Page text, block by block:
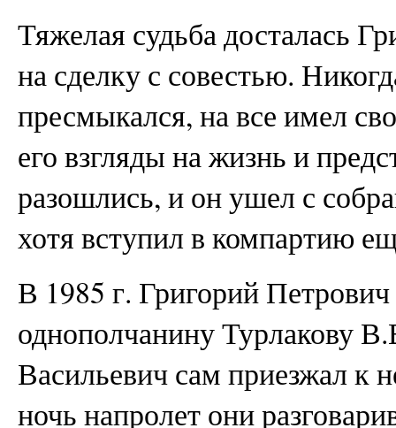
Тяжелая судьба досталась
на сделку с совестью.
пресмыкался, на все имел
его взгляды на жизнь и
разошлись, и он ушел с
хотя вступил в компартию
В 1985 г. Григорий
однополчанину Турлакову
Васильевич сам приезжал к
ночь напролет они